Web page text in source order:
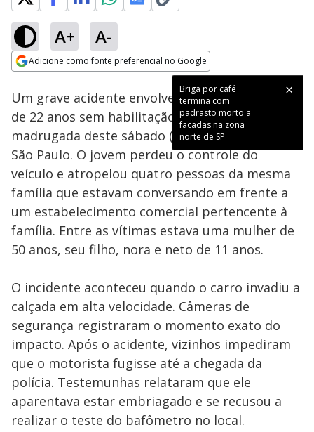
A+ A-
Adicione como fonte preferencial no Google
Briga por café
termina com
padrasto morto a
facadas na zona
norte de SP
Ativar
Loaded
31.99%
Um grave acidente envolvendo um motorista
de 22 anos sem habilitação ocorreu na
madrugada deste sábado (9) na zona leste de
São Paulo. O jovem perdeu o controle do
veículo e atropelou quatro pessoas da mesma
família que estavam conversando em frente a
um estabelecimento comercial pertencente à
família. Entre as vítimas estava uma mulher de
50 anos, seu filho, nora e neto de 11 anos.
O incidente aconteceu quando o carro invadiu a
calçada em alta velocidade. Câmeras de
segurança registraram o momento exato do
impacto. Após o acidente, vizinhos impediram
que o motorista fugisse até a chegada da
polícia. Testemunhas relataram que ele
aparentava estar embriagado e se recusou a
realizar o teste do bafômetro no local.